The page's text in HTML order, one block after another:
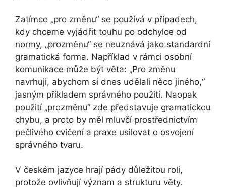
Zatímco „pro změnu“ se používá v případech,
kdy chceme vyjádřit touhu po odchylce od
normy, „prozměnu“ se neuznává jako standardní
gramatická forma. Například v rámci osobní
komunikace může být věta: „Pro změnu
navrhuji, abychom si dnes udělali něco jiného,“
jasným příkladem správného použití. Naopak
použití „prozměnu“ zde představuje gramatickou
chybu, a proto by měl mluvčí prostřednictvím
pečlivého cvičení a praxe usilovat o osvojení
správného tvaru.
V českém jazyce hrají pády důležitou roli,
protože ovlivňují význam a strukturu věty.